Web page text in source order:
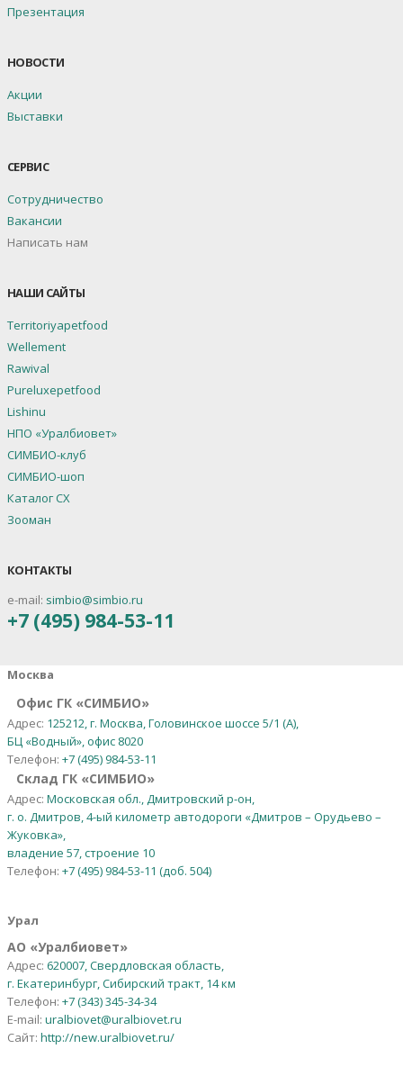
Презентация
НОВОСТИ
Акции
Выставки
СЕРВИС
Сотрудничество
Вакансии
Написать нам
НАШИ САЙТЫ
Territoriyapetfood
Wellement
Rawival
Pureluxepetfood
Lishinu
НПО «Уралбиовет»
СИМБИО-клуб
СИМБИО-шоп
Каталог СХ
Зооман
КОНТАКТЫ
e-mail: simbio@simbio.ru
+7 (495) 984-53-11
Москва
Офис ГК «СИМБИО»
Адрес: 125212, г. Москва, Головинское шоссе 5/1 (А),
БЦ «Водный», офис 8020
Телефон: +7 (495) 984-53-11
Склад ГК «СИМБИО»
Адрес: Московская обл., Дмитровский р-он,
г. о. Дмитров, 4-ый километр автодороги «Дмитров – Орудьево –
Жуковка»,
владение 57, строение 10
Телефон: +7 (495) 984-53-11 (доб. 504)
Урал
АО «Уралбиовет»
Адрес: 620007, Свердловская область,
г. Екатеринбург, Сибирский тракт, 14 км
Телефон: +7 (343) 345-34-34
E-mail: uralbiovet@uralbiovet.ru
Сайт: http://new.uralbiovet.ru/